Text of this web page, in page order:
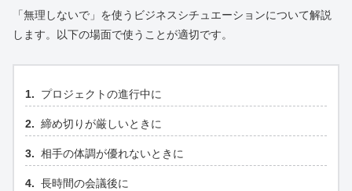
「無理しないで」を使うビジネスシチュエーションについて解説
します。以下の場面で使うことが適切です。
プロジェクトの進行中に
締め切りが厳しいときに
相手の体調が優れないときに
長時間の会議後に